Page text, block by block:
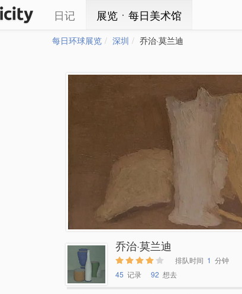
日记 展览ㆍ每日美术馆
每日环球展览 深圳 乔治·莫兰迪
乔治·莫兰迪
排队时间 1 分钟
45 记录 92 想去